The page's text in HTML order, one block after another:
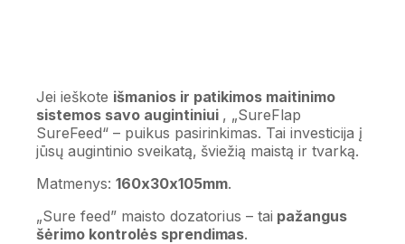
Jei ieškote išmanios ir patikimos maitinimo
sistemos savo augintiniui, „SureFlap
SureFeed“ – puikus pasirinkimas. Tai investicija į
jūsų augintinio sveikatą, šviežią maistą ir tvarką.
Matmenys: 160x30x105mm.
„Sure feed” maisto dozatorius – tai pažangus
šėrimo kontrolės sprendimas.